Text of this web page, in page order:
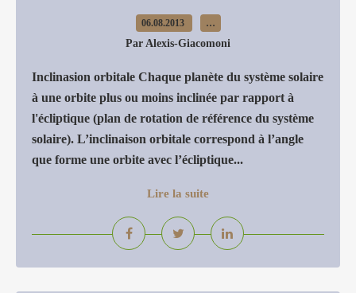
06.08.2013 …
Par Alexis-Giacomoni
Inclinasion orbitale Chaque planète du système solaire
à une orbite plus ou moins inclinée par rapport à
l'écliptique (plan de rotation de référence du système
solaire). L’inclinaison orbitale correspond à l’angle
que forme une orbite avec l’écliptique...
Lire la suite